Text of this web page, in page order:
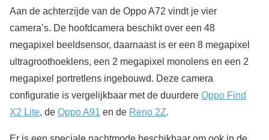
Aan de achterzijde van de Oppo A72 vindt je vier
camera’s. De hoofdcamera beschikt over een 48
megapixel beeldsensor, daarnaast is er een 8 megapixel
ultragroothoeklens, een 2 megapixel monolens en een 2
megapixel portretlens ingebouwd. Deze camera
configuratie is vergelijkbaar met de duurdere Oppo Find
X2 Lite, de Oppo A91 en de Reno 2Z.